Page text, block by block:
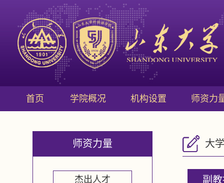
首页 学院概况 机构设置 师资力
师资力量
杰出人才
大
副